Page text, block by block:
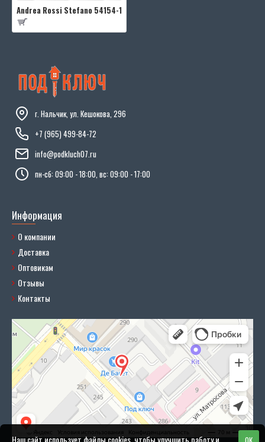
Andrea Rossi Stefano 54154-1
г. Нальчик, ул. Кешокова, 296
+7 (965) 499-84-72
info@podkluch07.ru
пн-сб: 09:00 - 18:00, вс: 09:00 - 17:00
Информация
О компании
Доставка
Оптовикам
Отзывы
Контакты
Наш сайт использует файлы cookies, чтобы улучшить работу и